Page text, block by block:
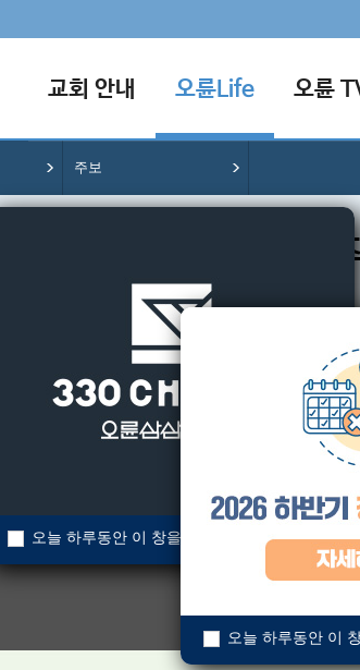
교회 안내 오륜Life 오륜
주보
오늘 하루동안 이 창을 열지 않습니다.
오늘 하루동안 이